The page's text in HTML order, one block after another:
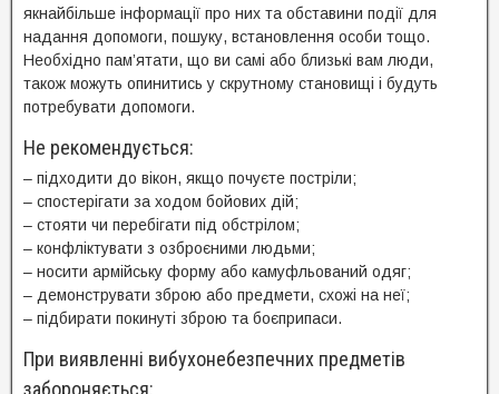
якнайбільше інформації про них та обставини події для
надання допомоги, пошуку, встановлення особи тощо.
Необхідно пам’ятати, що ви самі або близькі вам люди,
також можуть опинитись у скрутному становищі і будуть
потребувати допомоги.
Не рекомендується:
– підходити до вікон, якщо почуєте постріли;
– спостерігати за ходом бойових дій;
– стояти чи перебігати під обстрілом;
– конфліктувати з озброєними людьми;
– носити армійську форму або камуфльований одяг;
– демонструвати зброю або предмети, схожі на неї;
– підбирати покинуті зброю та боєприпаси.
При виявленні вибухонебезпечних предметів
забороняється: